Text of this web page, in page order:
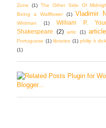
Zone
(1) The Other Side Of
Being a Wallflower
(1) Vladimir
Whitman
(1) William P.
Shakespeare
(2) artic (1)
Portuguese (1) libraries (1) philip k dick
(1)